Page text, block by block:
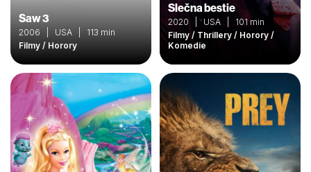
Saw 3
2006 | USA | 113 min
Filmy / Horory
Slečna bestie
2020 | USA | 101 min
Filmy / Thrillery / Horory /
Komedie